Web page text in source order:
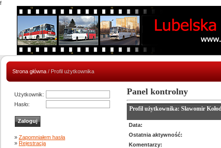
f
Strona główna / Profil użytkownika
Użytkownik:
Hasło:
» Zapomniałem hasła
» Rejestracja
Panel kontrolny
Profil użytkownika: Sławomir
Data:
Ostatnia aktywność:
Komentarzy: